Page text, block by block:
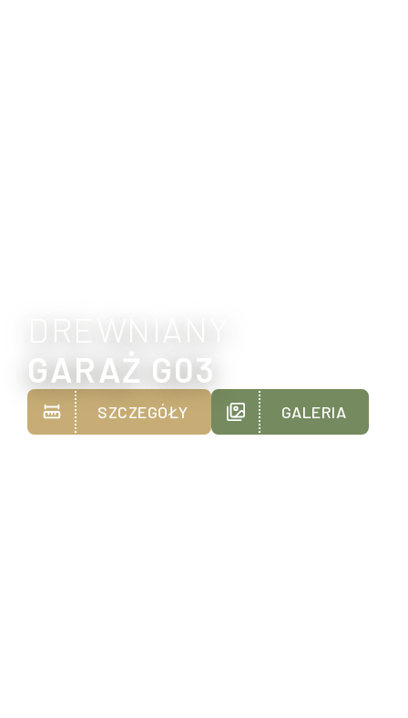
DREWNIANY
GARAŻ G03
SZCZEGÓŁY GALERIA